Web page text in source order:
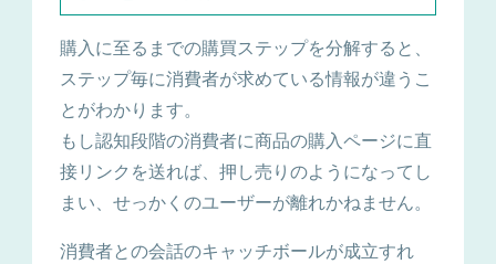
購入に至るまでの購買ステップを分解すると、
ステップ毎に消費者が求めている情報が違うこ
とがわかります。
もし認知段階の消費者に商品の購入ページに直
接リンクを送れば、押し売りのようになってし
まい、せっかくのユーザーが離れかねません。
消費者との会話のキャッチボールが成立すれ